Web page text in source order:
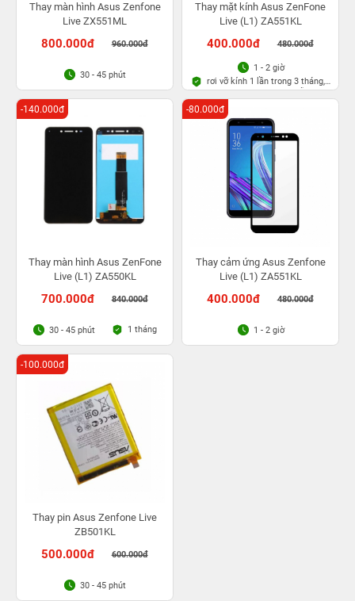
Thay màn hình Asus Zenfone
Live ‏ZX551ML
800.000đ 960.000đ
30 - 45 phút
Thay mặt kính Asus ZenFone
Live (L1) ZA551KL
400.000đ 480.000đ
1 - 2 giờ
rơi vỡ kính 1 lần trong 3 tháng,
Bảo hành bụi bọt vĩnh viễn
Thay màn hình Asus ZenFone
Live (L1) ZA550KL
700.000đ 840.000đ
-140.000đ
30 - 45 phút 1 tháng
Thay cảm ứng Asus Zenfone
Live (L1) ZA551KL
400.000đ 480.000đ
-80.000đ
1 - 2 giờ
Thay pin Asus Zenfone Live
ZB501KL
500.000đ 600.000đ
-100.000đ
30 - 45 phút